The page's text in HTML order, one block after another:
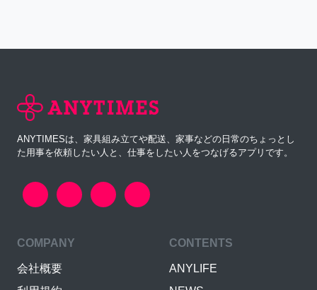
ANYTIMESは、家具組み立てや配送、家事などの日常のちょっとし
た用事を依頼したい人と、仕事をしたい人をつなげるアプリです。
COMPANY
会社概要
CONTENTS
ANYLIFE